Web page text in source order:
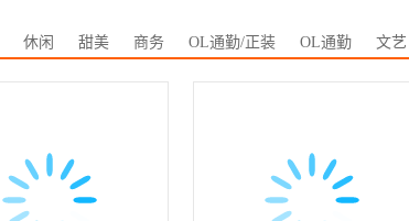
休闲 甜美 商务 OL通勤/正装 OL通勤 文艺